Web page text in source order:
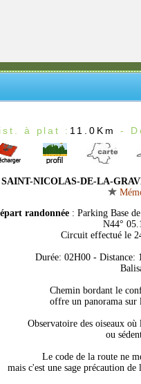
à plat : 11.0Km -
SAINT-NICOLAS-DE-LA-
randonnée : Parking Base
N44°
Circuit effectué le
Durée: 02H00 -
Chemin bordant le
offre un panorama sur
Observatoire des oiseaux
ou
Le code de la route ne
mais c'est une sage précaution